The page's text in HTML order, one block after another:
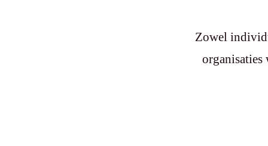
Zowel
organisaties